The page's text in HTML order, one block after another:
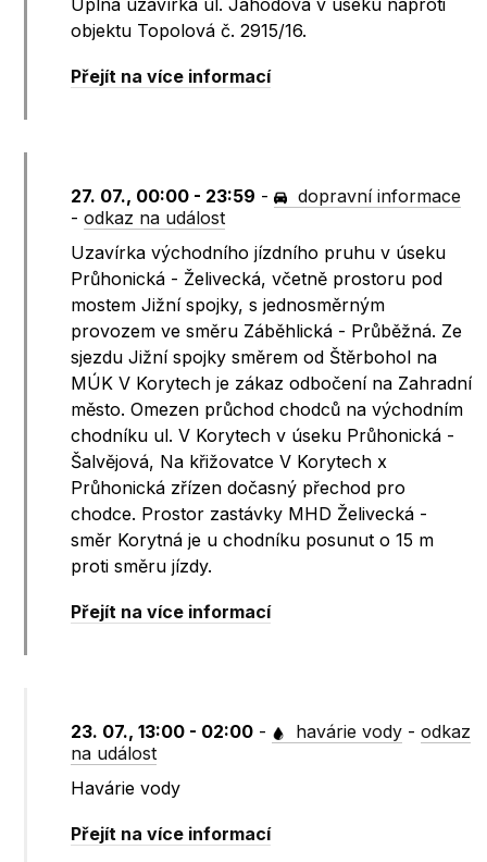
Úplná uzavírka ul. Jahodová v úseku naproti
objektu Topolová č. 2915/16.
Přejít na více informací
27. 07., 00:00 - 23:59 -
dopravní informace
-odkaz na událost
Uzavírka východního jízdního pruhu v úseku
Průhonická - Želivecká, včetně prostoru pod
mostem Jižní spojky, s jednosměrným
provozem ve směru Záběhlická - Průběžná. Ze
sjezdu Jižní spojky směrem od Štěrbohol na
MÚK V Korytech je zákaz odbočení na Zahradní
město. Omezen průchod chodců na východním
chodníku ul. V Korytech v úseku Průhonická -
Šalvějová, Na křižovatce V Korytech x
Průhonická zřízen dočasný přechod pro
chodce. Prostor zastávky MHD Želivecká -
směr Korytná je u chodníku posunut o 15 m
proti směru jízdy.
Přejít na více informací
23. 07., 13:00 - 02:00 - havárie vody -odkaz
na událost
Havárie vody
Přejít na více informací